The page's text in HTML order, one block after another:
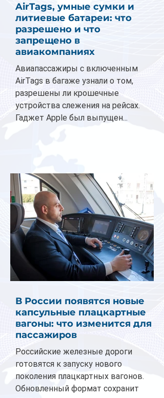
AirTags, умные сумки и
литиевые батареи: что
разрешено и что
запрещено в
авиакомпаниях
Авиапассажиры с включенным
AirTags в багаже узнали о том,
разрешены ли крошечные
устройства слежения на рейсах.
Гаджет Apple был выпущен...
В России появятся новые
капсульные плацкартные
вагоны: что изменится для
пассажиров
Российские железные дороги
готовятся к запуску нового
поколения плацкартных вагонов.
Обновленный формат сохранит